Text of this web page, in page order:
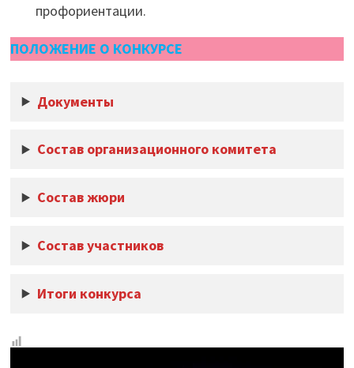
профориентации.
ПОЛОЖЕНИЕ О КОНКУРСЕ
Документы
Состав организационного комитета
Составжюри
Состав участников
Итоги конкурса